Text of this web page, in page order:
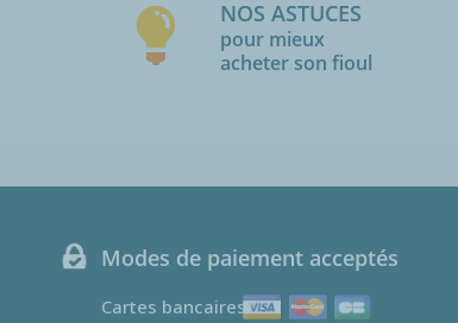
NOS ASTUCES
pour mieux
acheter son fioul
Modes de paiement acceptés
Cartes bancaires